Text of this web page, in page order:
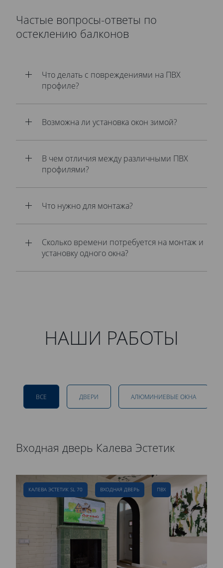
Частые вопросы-ответы по
остеклению балконов
Что делать с повреждениями на ПВХ
профиле?
Возможна ли установка окон зимой?
В чем отличия между различными ПВХ
профилями?
Что нужно для монтажа?
Сколько времени потребуется на монтаж и
установку одного окна?
НАШИ РАБОТЫ
ВСЕ ДВЕРИ АЛЮМИНИЕВЫЕ ОКНА
Входная дверь Калева Эстетик
КАЛЕВА ЭСТЕТИК SL 70 ВХОДНАЯ ДВЕРЬ ПВХ